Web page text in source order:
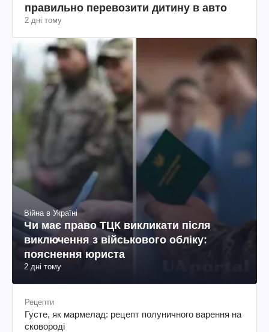
правильно перевозити дитину в авто
2 дні тому
Війна в Україні
Чи має право ТЦК викликати після
виключення з військового обліку:
пояснення юриста
2 дні тому
Рецепти
Густе, як мармелад: рецепт полуничного варення на
сковороді